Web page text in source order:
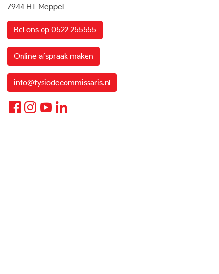
7944 HT Meppel
Bel ons op 0522 255555
Online afspraak maken
info@fysiodecommissaris.nl